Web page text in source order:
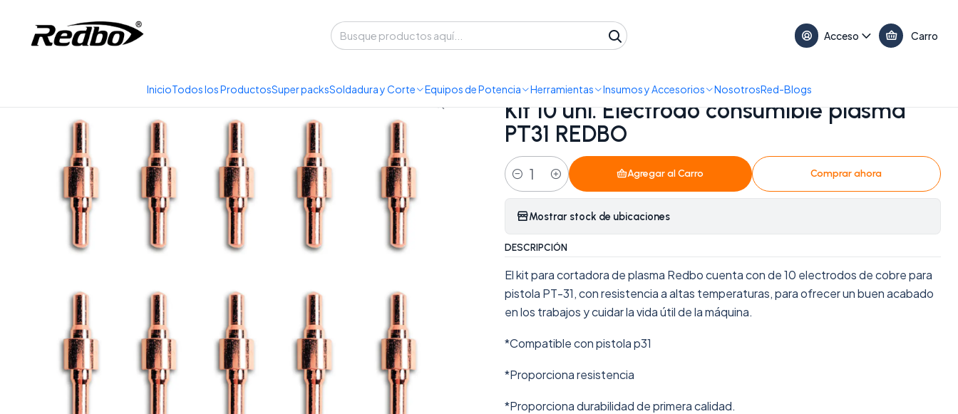
Acceso Carro
InicioTodos los ProductosSuper packsSoldadura y Corte Equipos de Potencia Herramientas Insumos y Accesorios NosotrosRed-Blogs
Insumos y Accesorios Consumibles Kit 10 uni. Electrodo consumible plasma PT31 REDBO
|
Kit 10 uni. Electrodo consumible plasma
PT31 REDBO
Cantidad
Agregar al Carro Comprar ahora
Mostrar stock de ubicaciones
DESCRIPCIÓN
El kit para cortadora de plasma Redbo cuenta con de 10 electrodos de cobre para
pistola PT-31, con resistencia a altas temperaturas, para ofrecer un buen acabado
en los trabajos y cuidar la vida útil de la máquina.
*Compatible con pistola p31
*Proporciona resistencia
*Proporciona durabilidad de primera calidad.